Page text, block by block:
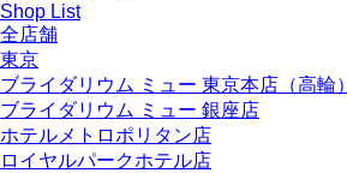
Shop List
全店舗
東京
ブライダリウム ミュー 東京本店（高輪）
ブライダリウム ミュー 銀座店
ホテルメトロポリタン店
ロイヤルパークホテル店